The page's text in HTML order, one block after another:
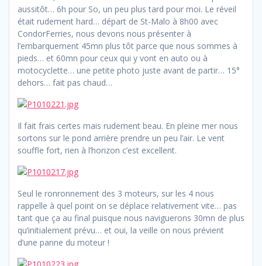
aussitôt… 6h pour So, un peu plus tard pour moi. Le réveil
était rudement hard… départ de St-Malo à 8h00 avec
CondorFerries, nous devons nous présenter à
l’embarquement 45mn plus tôt parce que nous sommes à
pieds… et 60mn pour ceux qui y vont en auto ou à
motocyclette… une petite photo juste avant de partir… 15°
dehors… fait pas chaud…
Il fait frais certes mais rudement beau. En pleine mer nous
sortons sur le pond arrière prendre un peu l’air. Le vent
souffle fort, rien à l’horizon c’est excellent.
Seul le ronronnement des 3 moteurs, sur les 4 nous
rappelle à quel point on se déplace relativement vite… pas
tant que ça au final puisque nous naviguerons 30mn de plus
qu’initialement prévu… et oui, la veille on nous prévient
d’une panne du moteur !